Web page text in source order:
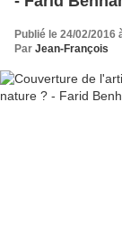
Publié le 24/02/2016
Par Jean-François